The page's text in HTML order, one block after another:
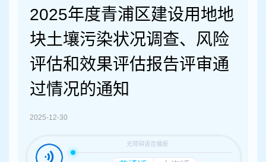
2025年度青浦区建设用地地
块土壤污染状况调查、风险
评估和效果评估报告评审通
过情况的通知
2025-12-30